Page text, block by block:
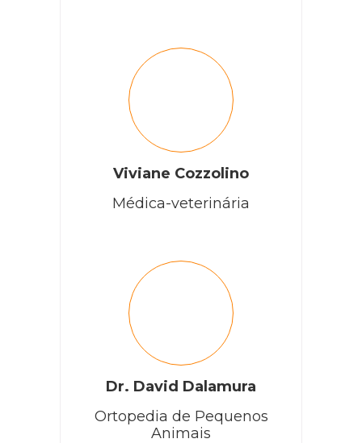
Viviane Cozzolino
Médica-veterinária
Dr. David Dalamura
Ortopedia de Pequenos
Animais